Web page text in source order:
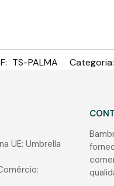
TS-PALMA Categoria:
UE: Umbrella